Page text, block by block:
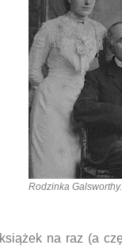
Rodzinka
na raz (a